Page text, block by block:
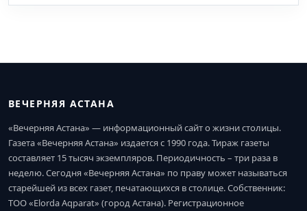
ВЕЧЕРНЯЯ АСТАНА
«Вечерняя Астана» — информационный сайт о жизни столицы.
Газета «Вечерняя Астана» издается с 1990 года. Тираж газеты
составляет 15 тысяч экземпляров. Периодичность – три раза в
неделю. Сегодня «Вечерняя Астана» по праву может называться
старейшей из всех газет, печатающихся в столице. Собственник:
ТОО «Elorda Aqparat» (город Астана). Регистрационное